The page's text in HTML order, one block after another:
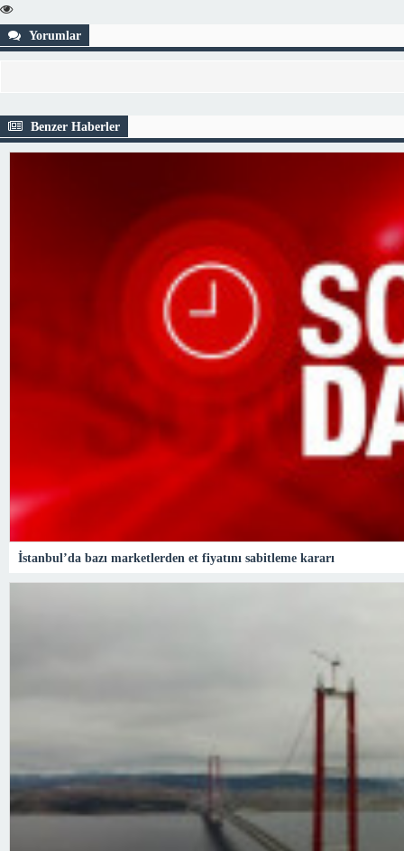
Yorumlar
Benzer Haberler
İstanbul’da bazı marketlerden et fiyatını sabitleme kararı